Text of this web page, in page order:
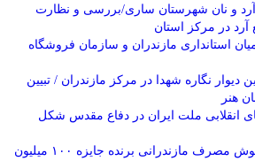
آرد و نان شهرستان ساری/بررسی و نظارت
آرد در مرکز استان
استانداری مازندران و سازمان فروشگاه
دیوار نگاره شهدا در مرکز مازندران / تبیین
هنر
ملت ایران در دفاع مقدس شکل
۴۲ مشترک برق خوش مصرف مازندرانی برنده جایزه ۱۰۰ میلیون